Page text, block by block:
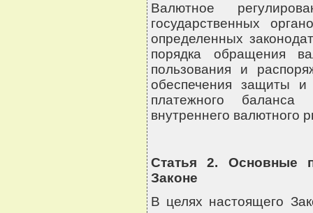
Валютное
государственных
определенных
порядка обращения
пользования и
обеспечения защиты и
платежного
внутреннего валютного
Статья 2. Основные
Законе
В целях настоящего